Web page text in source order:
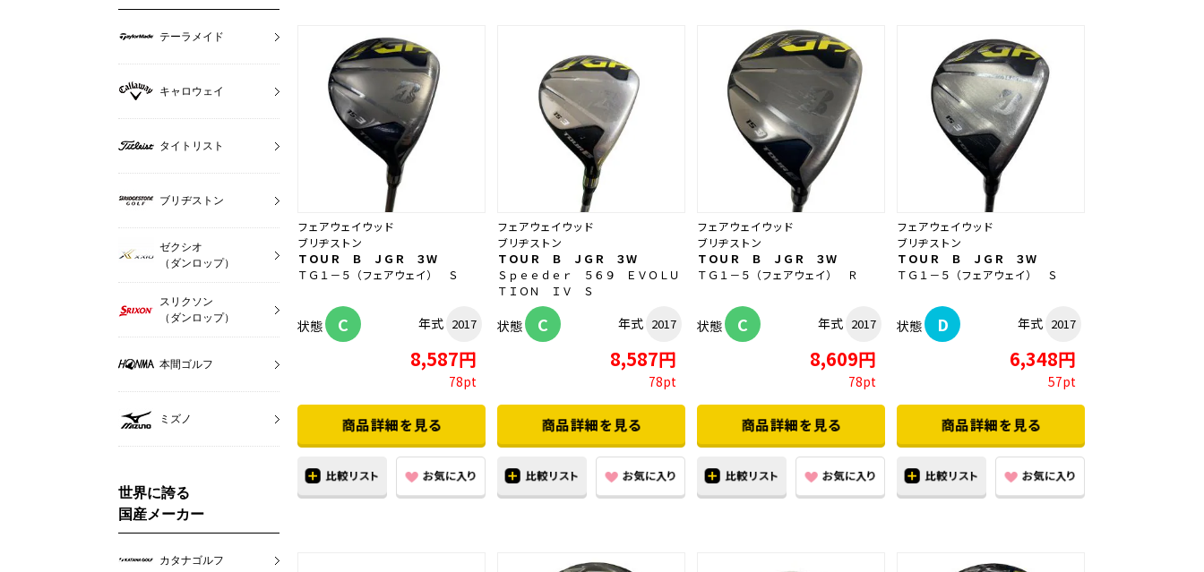
フェアウェイウッド
ブリヂストン
ＴＯＵＲ Ｂ ＪＧＲ ３Ｗ
ＴＧ１－５（フェアウェイ） Ｓ
状態 C 年式 2017
8,587円
78pt
フェアウェイウッド
ブリヂストン
ＴＯＵＲ Ｂ ＪＧＲ ３Ｗ
Ｓｐｅｅｄｅｒ ５６９ ＥＶＯＬＵ
ＴＩＯＮ ＩＶ Ｓ
状態 C 年式 2017
8,587円
78pt
フェアウェイウッド
ブリヂストン
ＴＯＵＲ Ｂ ＪＧＲ ３Ｗ
ＴＧ１－５（フェアウェイ） Ｒ
状態 C 年式 2017
8,609円
78pt
フェアウェイウッド
ブリヂストン
ＴＯＵＲ Ｂ ＪＧＲ ３Ｗ
ＴＧ１－５（フェアウェイ） Ｓ
状態 D 年式 2017
6,348円
57pt
テーラメイド
キャロウェイ
タイトリスト
ブリヂストン
ゼクシオ
（ダンロップ）
スリクソン
（ダンロップ）
本間ゴルフ
ミズノ
世界に誇る
国産メーカー
カタナゴルフ